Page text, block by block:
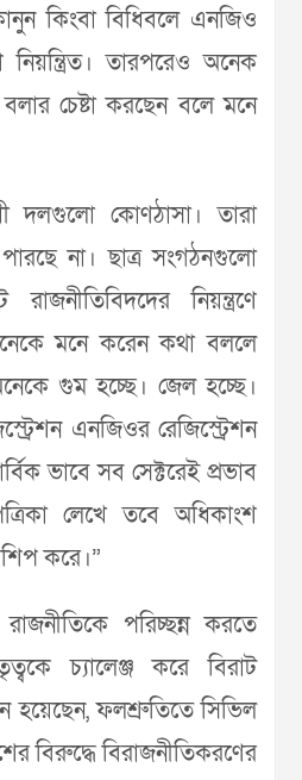
কিংবা বিধিবলে এনজিও
তারপরেও অনেক
বলার চেষ্টা করছেন বলে মনে
দলগুলো কোণঠাসা। তারা
না। ছাত্র সংগঠনগুলো
রাজনীতিবিদদের নিয়ন্ত্রণে
মনে করেন কথা বললে
গুম হচ্ছে। জেল হচ্ছে।
এনজিওর রেজিস্ট্রেশন
ভাবে সব সেক্টরেই প্রভাব
লেখে তবে অধিকাংশ
করে।”
পরিচ্ছন্ন করতে
চ্যালেঞ্জ করে বিরাট
হয়েছেন, ফলশ্রুতিতে সিভিল
বিরুদ্ধে বিরাজনীতিকরণের